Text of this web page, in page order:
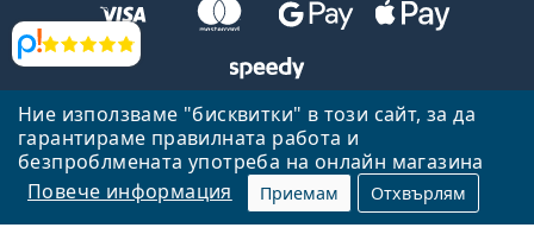
Ние използваме "бисквитки" в този сайт, за да
гарантираме правилната работа и
безпроблмената употреба на онлайн магазина
Повече информация
Приемам Отхвърлям
Прегледи
Назад към началната страница
Нагоре
Lentiamo.bg е собственост и се управлява от Lentiamo s.r.o.,
Република Чехия
Тук сме за вас в продължение на 18 години.